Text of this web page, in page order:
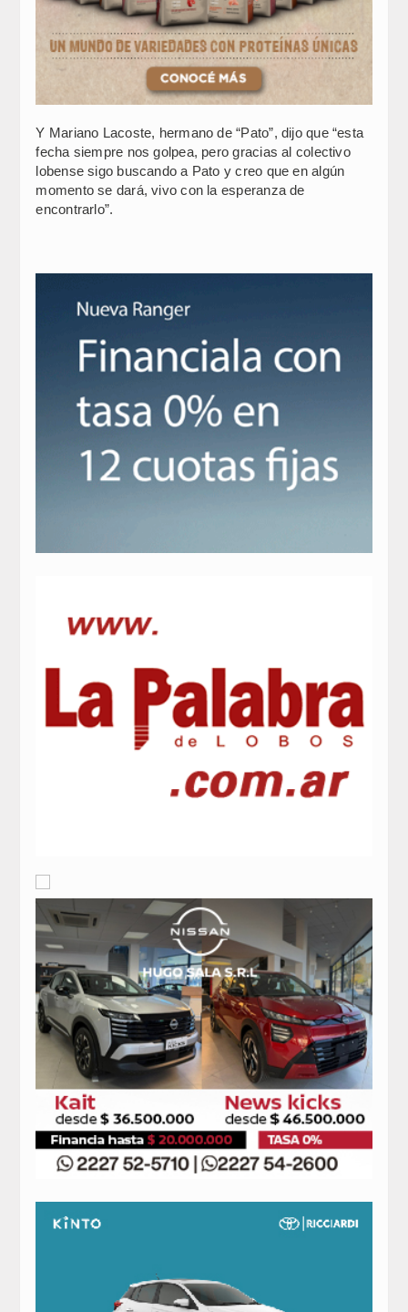
Y Mariano Lacoste, hermano de “Pato”, dijo que “esta
fecha siempre nos golpea, pero gracias al colectivo
lobense sigo buscando a Pato y creo que en algún
momento se dará, vivo con la esperanza de
encontrarlo”.